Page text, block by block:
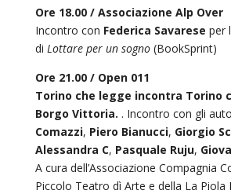
Ore 18.00 / Associazione Alp Over
Incontro con Federica Savarese per
di Lottare per un sogno(BookSprint)
Ore 21.00 / Open 011
Torino che legge incontra Torino
Borgo Vittoria. . Incontro con gli
Comazzi, Piero Bianucci, Giorgio
Alessandra C, Pasquale Ruju,
A cura dell’Associazione Compagnia
Piccolo Teatro dì Arte e della La Piola